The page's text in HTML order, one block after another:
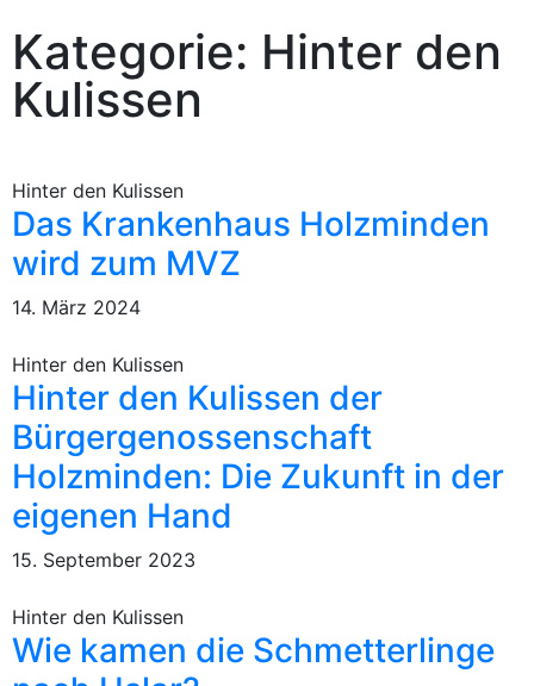
Kategorie: Hinter den
Kulissen
Hinter den Kulissen
Das Krankenhaus Holzminden
wird zum MVZ
14. März 2024
Hinter den Kulissen
Hinter den Kulissen der
Bürgergenossenschaft
Holzminden: Die Zukunft in der
eigenen Hand
15. September 2023
Hinter den Kulissen
Wie kamen die Schmetterlinge